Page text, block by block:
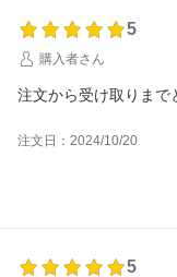
5
購入者さん
注文から受け取りまで
注文日：2024/10/20
5